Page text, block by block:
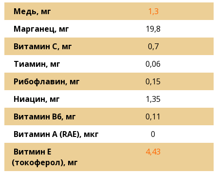
Медь, мг
1,3
Марганец, мг
19,8
Витамин С, мг
0,7
Тиамин, мг
0,06
Рибофлавин, мг
0,15
Ниацин, мг
1,35
Витамин В6, мг
0,11
Витамин A (RAE), мкг
0
Витмин Е
(токоферол), мг
4,43